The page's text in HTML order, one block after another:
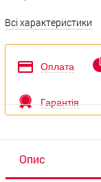
Всі характеристики
Оплата
Гарантія
Опис